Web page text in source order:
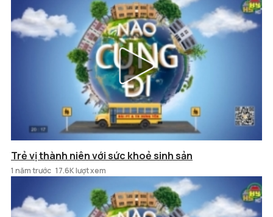
Trẻ vị thành niên với sức khoẻ sinh sản
1 năm trước 17.6K lượt xem